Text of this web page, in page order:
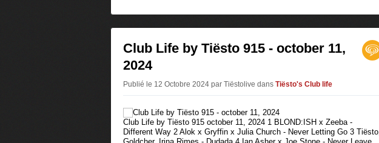
Club Life by Tiësto 915 - october 11,
2024
Publié le 12 Octobre 2024 par Tiëstolive dans Tiësto's Club life
Club Life by Tiësto 915 october 11, 2024 1 BLOND:ISH x Zeeba -
Different Way 2 Alok x Gryffin x Julia Church - Never Letting Go 3 Tiësto,